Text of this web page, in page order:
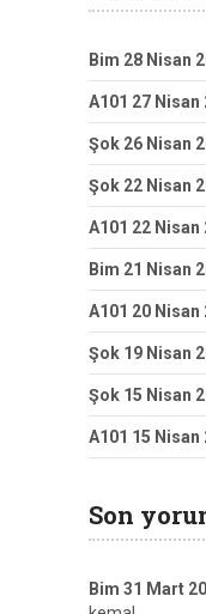
Bim 28 Nisan
A101 27
Şok 26 Nisan
Şok 22 Nisan
A101 22 Nisan
Bim 21 Nisan
A101 20
Şok 19 Nisan
Şok 15 Nisan
A101 15 Nisan
Son
Bim 31 Mart